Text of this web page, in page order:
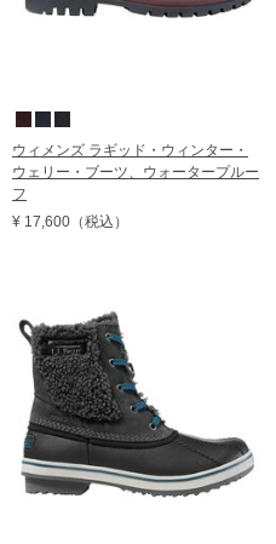
ウィメンズ ラギッド・ウィンター・
ウェリー・ブーツ、ウォータープルー
フ
¥ 17,600 （税込）